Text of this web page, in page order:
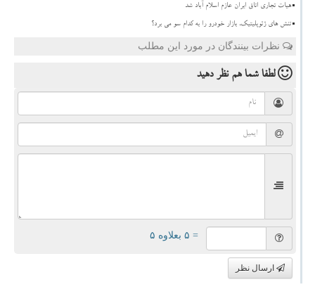
هیات تجاری اتاق ایران عازم اسلام آباد شد
تنش های ژئوپلیتیک، بازار خودرو را به کدام سو می برد؟
نظرات بینندگان در مورد این مطلب
لطفا شما همنظر دهید
= ۵ بعلاوه ۵
ارسال نظر